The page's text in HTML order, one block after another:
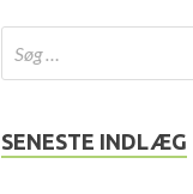
SENESTE INDLÆG